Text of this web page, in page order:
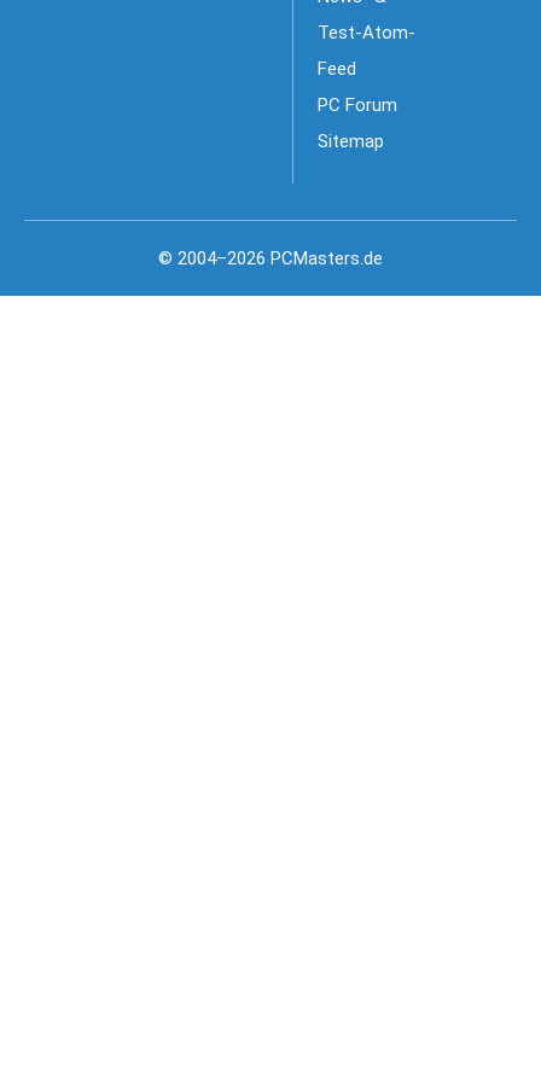
Test-Atom-
Feed
PC Forum
Sitemap
© 2004–2026 PCMasters.de